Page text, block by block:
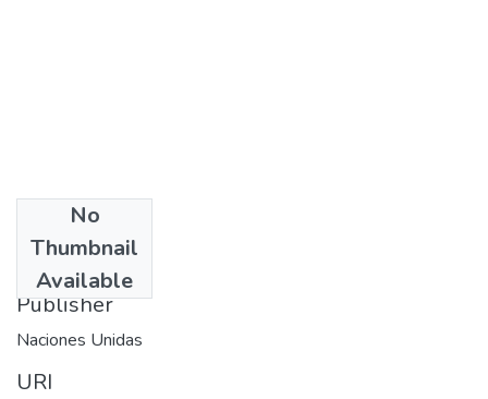
No
Thumbnail
Available
1985
Publisher
Naciones Unidas
URI